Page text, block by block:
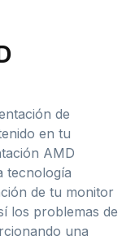
de
en tu
AMD
tecnología
de tu monitor
los problemas de
una